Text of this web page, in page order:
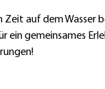
Zeit auf dem Wasser
ein gemeinsames